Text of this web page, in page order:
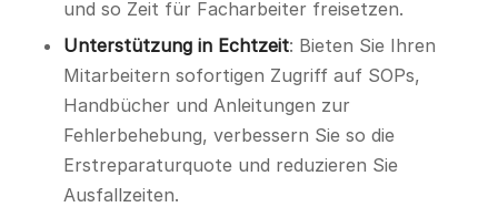
und so Zeit für Facharbeiter freisetzen.
Unterstützung in Echtzeit: Bieten Sie Ihren
Mitarbeitern sofortigen Zugriff auf SOPs,
Handbücher und Anleitungen zur
Fehlerbehebung, verbessern Sie so die
Erstreparaturquote und reduzieren Sie
Ausfallzeiten.